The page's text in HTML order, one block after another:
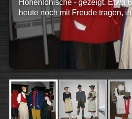
Hohenlohische - gezeigt. Etwa
heute noch mit Freude tragen,